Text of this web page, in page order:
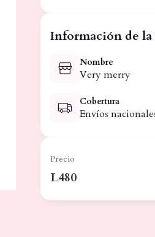
Información de
Nombre
Very merry
Cobertura
Envíos
Precio
L480